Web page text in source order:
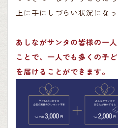
上に手にしづらい状況になっ
あしながサンタの皆様の一
ことで、一人でも多くの子
を届けることができます。